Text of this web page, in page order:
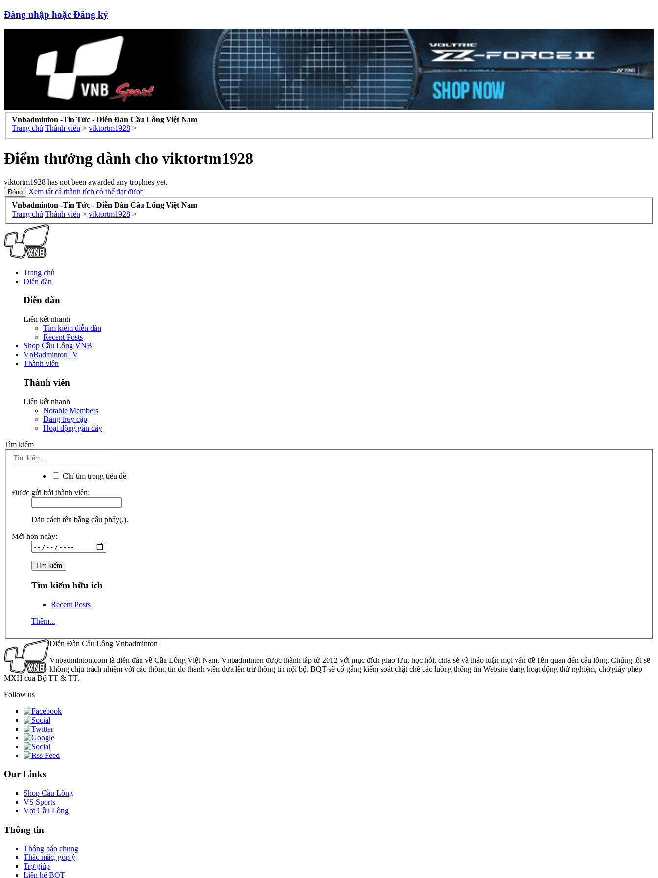
Đăng nhập hoặc Đăng ký
Vnbadminton -Tin Tức - Diễn Đàn Cầu Lông Việt Nam
Trang chủ Thành viên > viktortm1928 >
Điểm thưởng dành cho viktortm1928
viktortm1928 has not been awarded any trophies yet.
Xem tất cả thành tích có thể đạt được
Vnbadminton -Tin Tức - Diễn Đàn Cầu Lông Việt Nam
Trang chủ Thành viên > viktortm1928 >
Trang chủ
Diễn đàn
Diễn đàn
Liên kết nhanh
Tìm kiếm diễn đàn
Recent Posts
Shop Cầu Lông VNB
VnBadmintonTV
Thành viên
Thành viên
Liên kết nhanh
Notable Members
Đang truy cập
Hoạt động gần đây
Tìm kiếm
Chỉ tìm trong tiêu đề
Được gửi bởi thành viên:
Dãn cách tên bằng dấu phẩy(,).
Mới hơn ngày:
Tìm kiếm hữu ích
Recent Posts
Thêm...
Diễn Đàn Cầu Lông Vnbadminton
Vnbadminton.com là diễn đàn về Cầu Lông Việt Nam. Vnbadminton được thành lập từ 2012 với mục đích giao lưu, học hỏi, chia sẻ và thảo luận mọi vấn đề liên quan đến cầu lông. Chúng tôi sẽ
không chịu trách nhiệm với các thông tin do thành viên đưa lên trừ thông tin nội bộ. BQT sẽ cố gắng kiểm soát chặt chẽ các luồng thông tin Website đang hoạt động thử nghiệm, chờ giấy phép
MXH của Bộ TT & TT.
Follow us
Our Links
Shop Cầu Lông
VS Sports
Vợt Cầu Lông
Thông tin
Thông báo chung
Thắc mắc, góp ý
Trợ giúp
Liên hệ BQT